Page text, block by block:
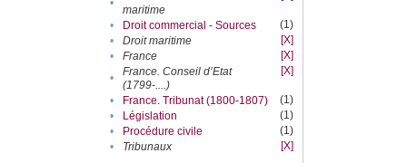
•
maritime
• Droit commercial - Sources
(1)
•
Droit maritime
[X]
•
France
[X]
•
France. Conseil d’Etat
(1799-....)
[X]
• France. Tribunat (1800-1807)
(1)
•
Législation
(1)
•
Procédure civile
(1)
•
Tribunaux
[X]